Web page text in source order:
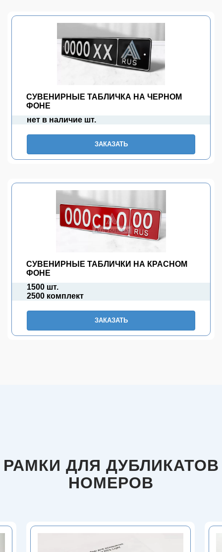
СУВЕНИРНЫЕ ТАБЛИЧКА НА ЧЕРНОМ
ФОНЕ
нет в наличие шт.
ЗАКАЗАТЬ
СУВЕНИРНЫЕ ТАБЛИЧКИ НА КРАСНОМ
ФОНЕ
1500 шт.
2500 комплект
ЗАКАЗАТЬ
РАМКИ ДЛЯ ДУБЛИКАТОВ
НОМЕРОВ